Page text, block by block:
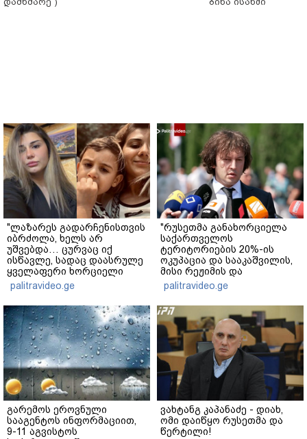
"ლაზარეს გადარჩენისთვის
იბრძოლა, ხელს არ
უშვებდა… ცურვაც იქ
ისწავლე, სადაც დაასრულე
ყველაფერი ხორციელი
ცხოვრებიდან" – რას წერს
ხობში დაღუპული დედა-
შვილის ახლობელი?
palitravideo.ge
"რუსეთმა განახორციელა
საქართველოს
ტერიტორიების 20%-ის
ოკუპაცია და სააკაშვილის,
მისი რეჟიმის და
"ნაცმოძრაობის" ღალატი
ვერანაირად ვერ
გადაფარავს ამ
დანაშაულს" - ირაკლი
კობახიძე
palitravideo.ge
გარემოს ეროვნული
სააგენტოს ინფორმაციით,
9-11 აგვისტოს
ვახტანგ კაპანაძე - დიახ,
ომი დაიწყო რუსეთმა და
წერტილი!